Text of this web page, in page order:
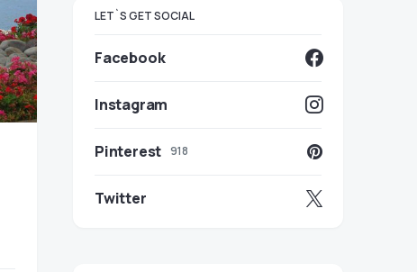
LET`S GET SOCIAL
Facebook
Instagram
Pinterest 918
Twitter